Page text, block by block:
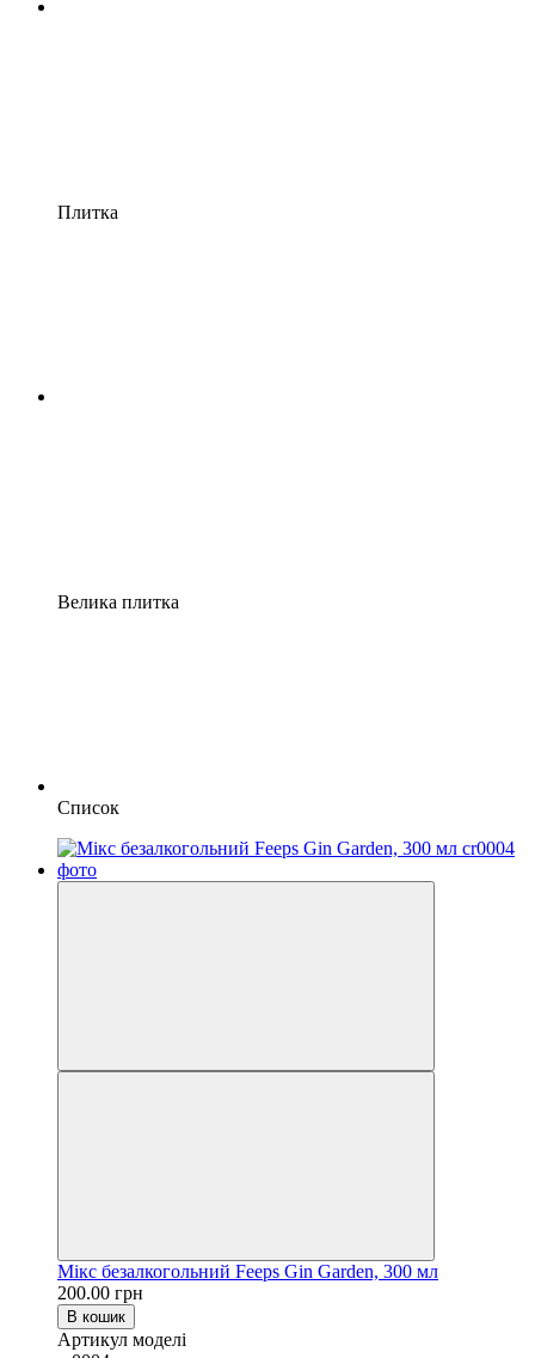
Плитка
Велика плитка
Список
Мікс безалкогольний Feeps Gin Garden, 300 мл
200.00 грн
В кошик
Артикул моделі